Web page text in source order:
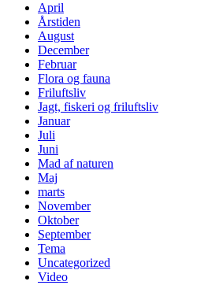
April
Årstiden
August
December
Februar
Flora og fauna
Friluftsliv
Jagt, fiskeri og friluftsliv
Januar
Juli
Juni
Mad af naturen
Maj
marts
November
Oktober
September
Tema
Uncategorized
Video